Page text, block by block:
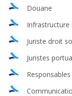
Douane
Infrastructure
Juriste droit
Juristes